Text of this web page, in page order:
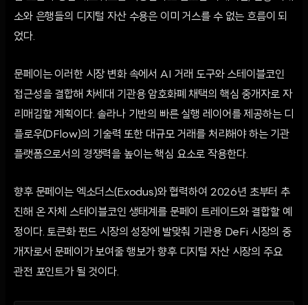
소와 은행들의 디지털 자산 수용은 이미 거스를 수 없는 흐름이 되
었다.
문페이는 이러한 시장 변화 속에서 AI 거래 도구와 스테이블코인
접근성을 결합해 차세대 기관용 암호화폐 채택의 핵심 중개자로 자
리매김할 계획이다. 솔라나 기반의 빠른 실행 레이어를 제공하는 디
플로우(DFlow)의 기술력 또한 대규모 거래를 처리해야 하는 기관
플랫폼으로서의 경쟁력을 높이는 핵심 요소로 작용한다.
향후 문페이는 엑소더스(Exodus)와 협력하여 2026년 초부터 추
진해 온 자체 스테이블코인 생태계를 문페이 트레이드와 결합할 예
정이다. 토큰화 펀드 시장의 성장에 발맞춰 기관용 DeFi 시장의 중
개자로서 문페이가 보여줄 행보가 향후 디지털 자산 시장의 주요
관전 포인트가 될 것이다.